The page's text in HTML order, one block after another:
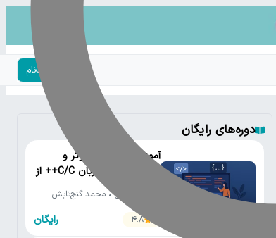
ورود | ثبت‌نام
دوره‌های رایگان
آموزش رایگان کامپیوتر و
برنامه‌نویسی به زبان C/C++ از
مقدماتی تا پیشرفته
دانشگاه تهران • محمد گنج‌تابش
4.8
رایگان